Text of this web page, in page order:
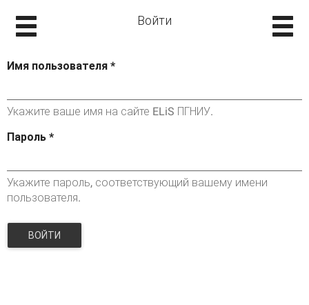
Войти
Имя пользователя *
Укажите ваше имя на сайте ELiS ПГНИУ.
Пароль *
Укажите пароль, соответствующий вашему имени
пользователя.
ВОЙТИ